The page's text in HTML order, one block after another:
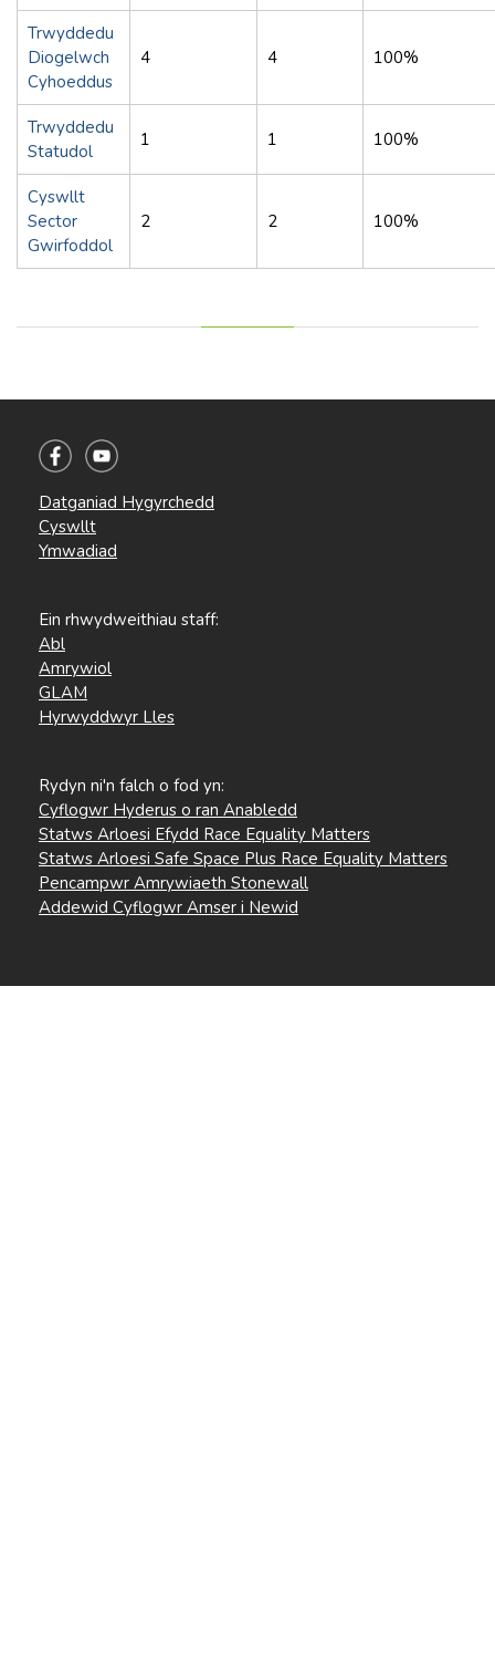
Trwyddedu
Diogelwch
Cyhoeddus
4 4 100%
Trwyddedu
Statudol
1 1 100%
Cyswllt
Sector
Gwirfoddol
2 2 100%
Datganiad Hygyrchedd
Cyswllt
Ymwadiad
Ein rhwydweithiau staff:
Abl
Amrywiol
GLAM
Hyrwyddwyr Lles
Rydyn ni'n falch o fod yn:
Cyflogwr Hyderus o ran Anabledd
Statws Arloesi Efydd Race Equality Matters
Statws Arloesi Safe Space Plus Race Equality Matters
Pencampwr Amrywiaeth Stonewall
Addewid Cyflogwr Amser i Newid